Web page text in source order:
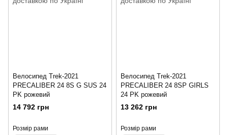
Велосипед Trek-2021
PRECALIBER 24 8S G SUS 24
PK рожевий
14 792 грн
Розмір рами
Велосипед Trek-2021
PRECALIBER 24 8SP GIRLS
24 PK рожевий
13 262 грн
Розмір рами